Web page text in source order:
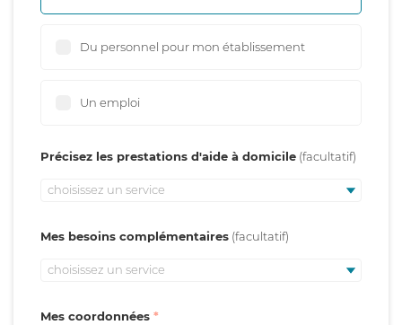
Du personnel pour mon établissement
Un emploi
Précisez les prestations d'aide à domicile
choisissez un service
Mes besoins complémentaires
choisissez un service
Mes coordonnées